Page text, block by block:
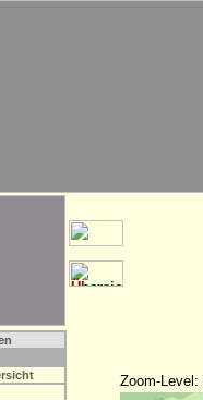
Zoom-Level: